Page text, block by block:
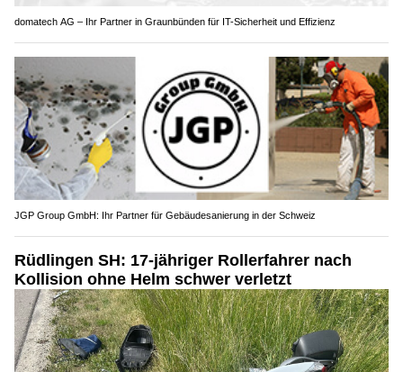
domatech AG – Ihr Partner in Graunbünden für IT-Sicherheit und Effizienz
JGP Group GmbH: Ihr Partner für Gebäudesanierung in der Schweiz
Rüdlingen SH: 17-jähriger Rollerfahrer nach
Kollision ohne Helm schwer verletzt